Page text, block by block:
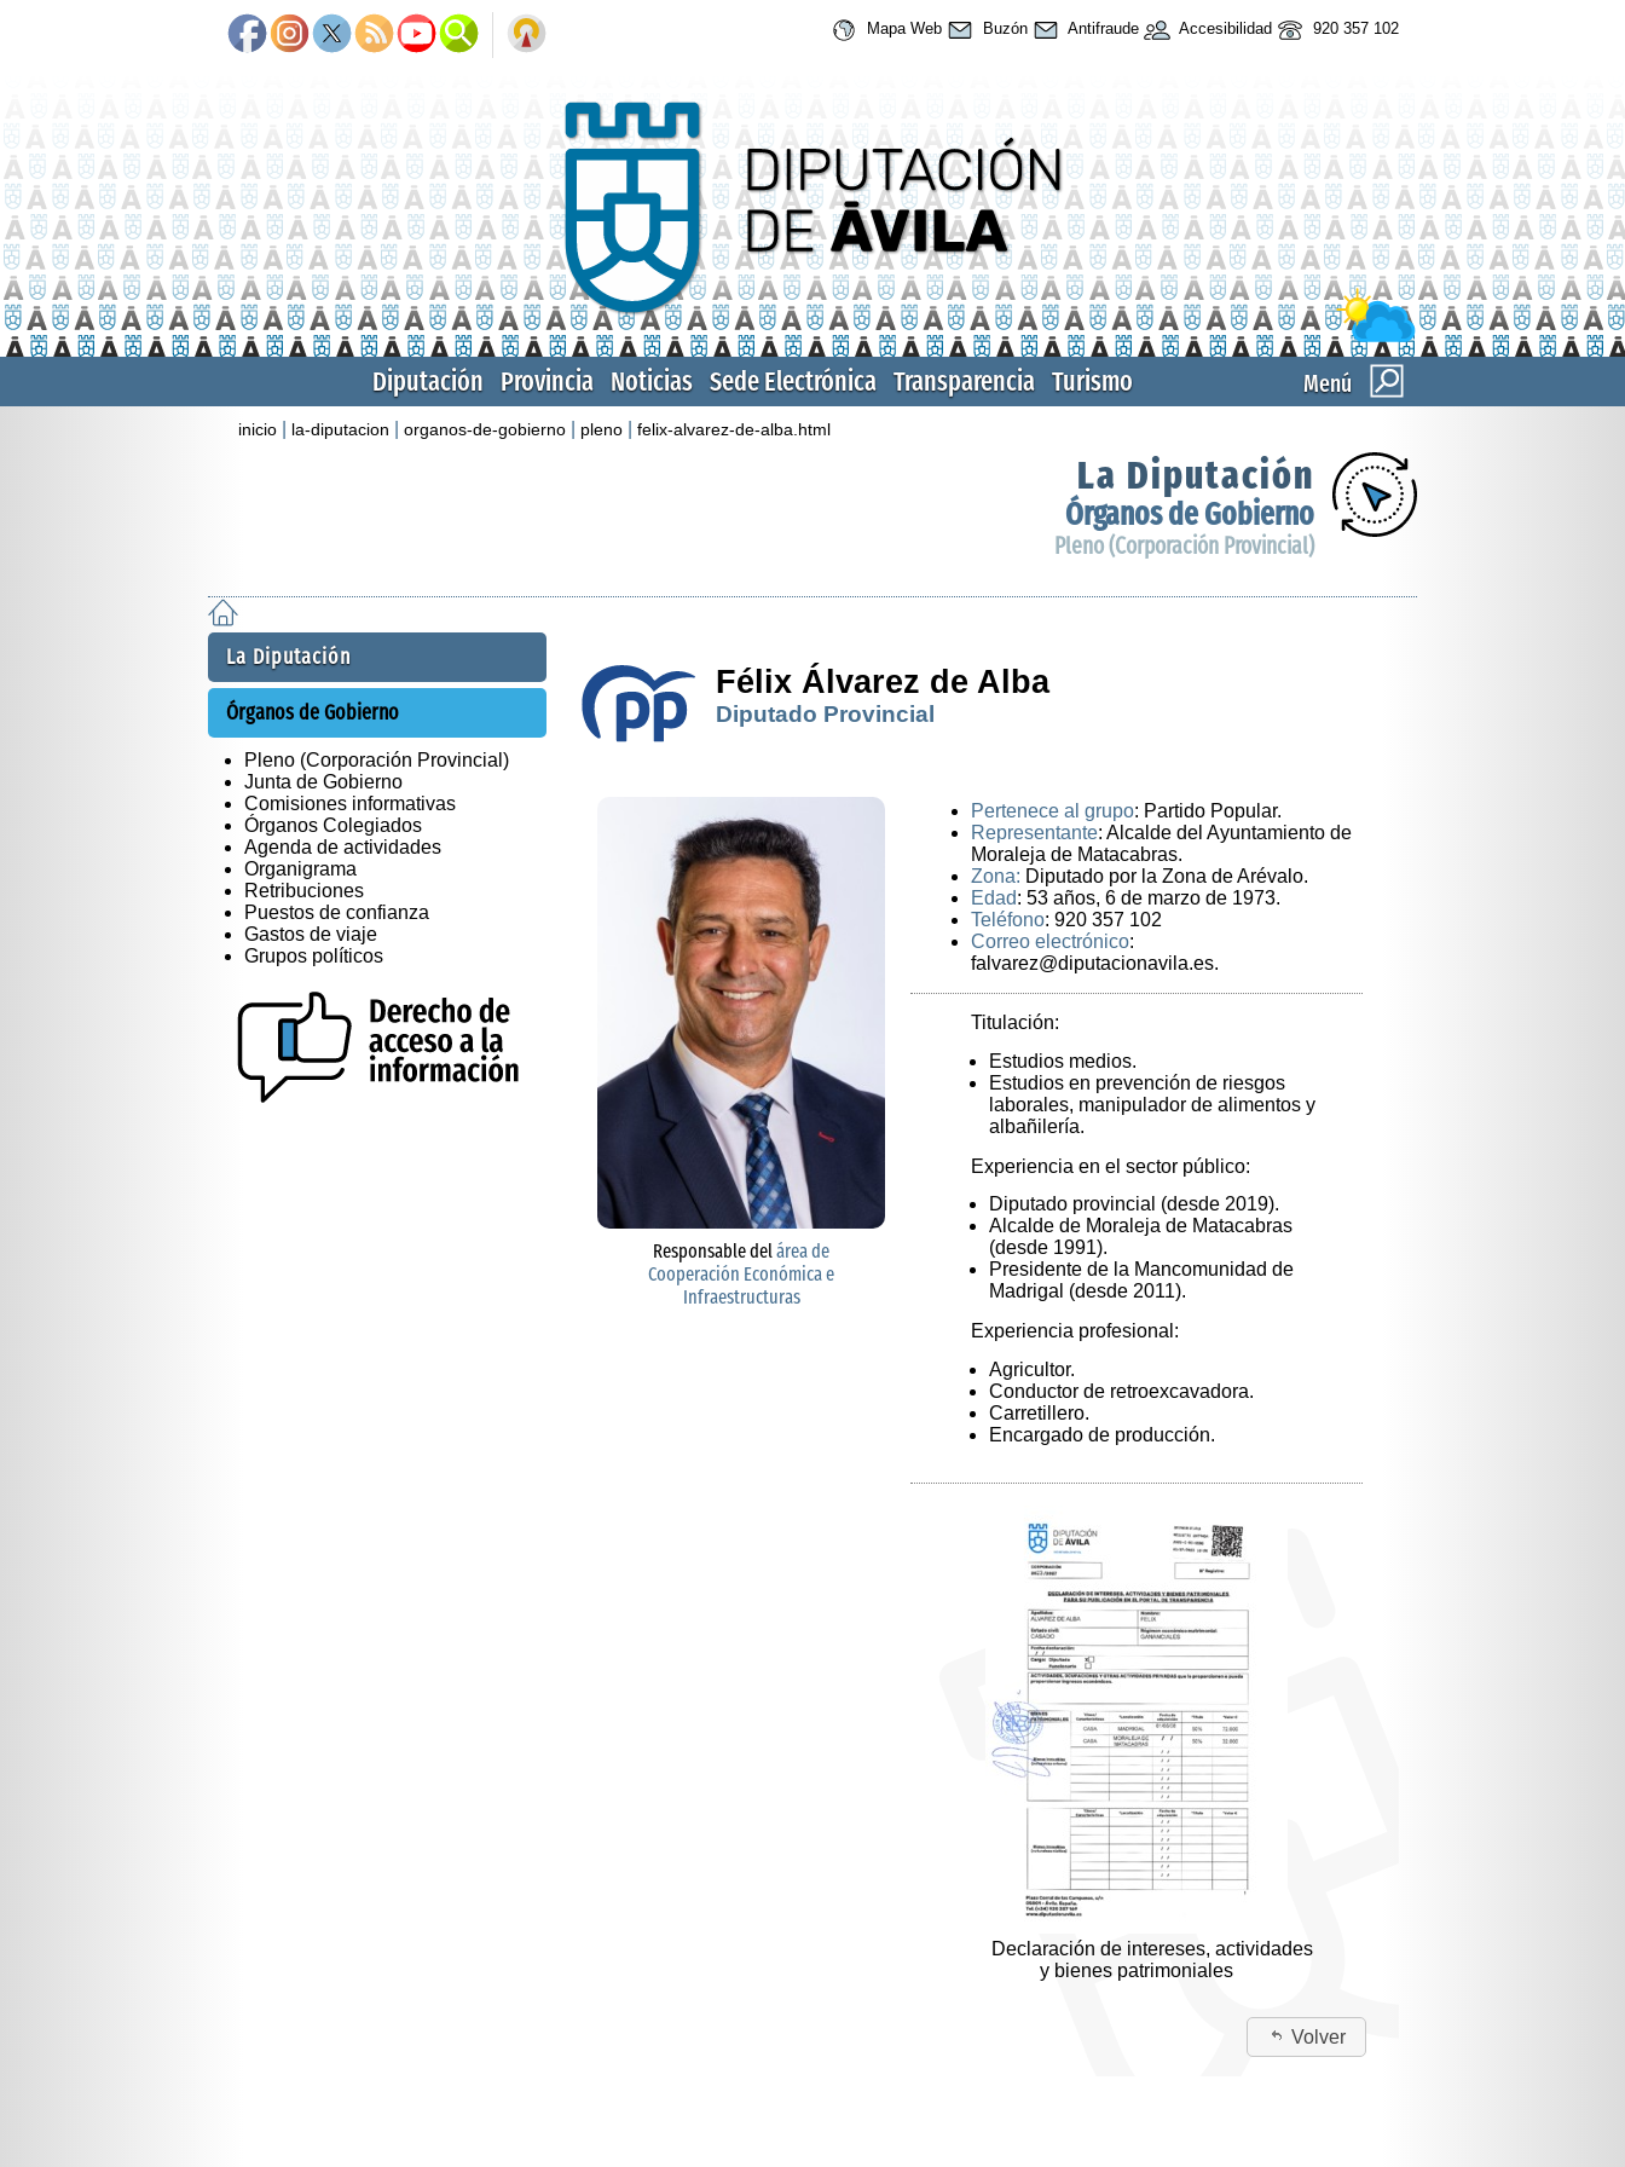
Mapa Web Buzón Antifraude Accesibilidad 920 357 102
Menú
Diputación Provincia Noticias Sede Electrónica Transparencia Turismo
inicio la-diputacion organos-de-gobierno pleno felix-alvarez-de-alba.html
La Diputación
Órganos de Gobierno
Pleno (Corporación Provincial)
La Diputación
Órganos de Gobierno
Pleno (Corporación Provincial)
Junta de Gobierno
Comisiones informativas
Órganos Colegiados
Agenda de actividades
Organigrama
Retribuciones
Puestos de confianza
Gastos de viaje
Grupos políticos
Félix Álvarez de Alba
Diputado Provincial
Responsable del área de
Cooperación Económica e
Infraestructuras
Pertenece al grupo: Partido Popular.
Representante: Alcalde del Ayuntamiento de
Moraleja de Matacabras.
Zona: Diputado por la Zona de Arévalo.
Edad: 53 años, 6 de marzo de 1973.
Teléfono: 920 357 102
Correo electrónico:
falvarez@diputacionavila.es.
Titulación:
Estudios medios.
Estudios en prevención de riesgos
laborales, manipulador de alimentos y
albañilería.
Experiencia en el sector público:
Diputado provincial (desde 2019).
Alcalde de Moraleja de Matacabras
(desde 1991).
Presidente de la Mancomunidad de
Madrigal (desde 2011).
Experiencia profesional:
Agricultor.
Conductor de retroexcavadora.
Carretillero.
Encargado de producción.
Declaración de intereses, actividades
y bienes patrimoniales
Volver